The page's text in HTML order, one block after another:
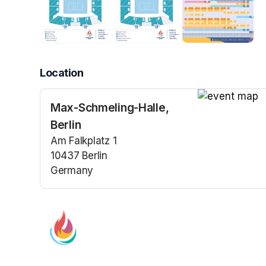
Location
Max-Schmeling-Halle,
Berlin
Am Falkplatz 1
10437 Berlin
Germany
(opens in a new tab)